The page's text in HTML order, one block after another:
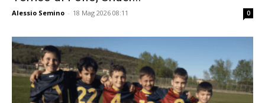
Alessio Semino - 18 Mag 2026 08:11 0